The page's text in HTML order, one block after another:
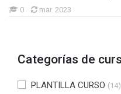
0 mar. 2023
Categorías de
PLANTILLA CURSO (14)